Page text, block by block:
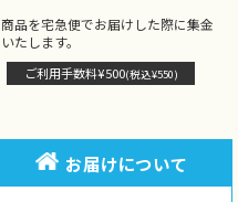
商品を宅急便でお届けした際に集金
いたします。
ご利用手数料¥500(税込¥550)
お届けについて